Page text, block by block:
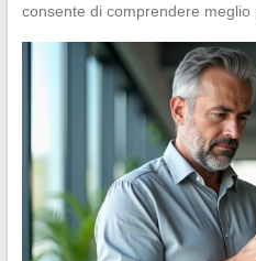
consente di comprendere meglio